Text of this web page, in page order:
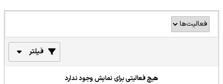
فیلتر
هیچ فعالیتی برای نمایش وجود ندارد